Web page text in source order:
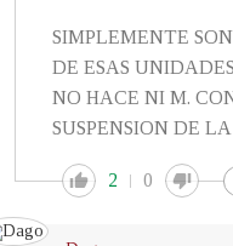
SIMPLEMENTE
DE ESAS
NO HACE NI M.
SUSPENSION DE
2 0